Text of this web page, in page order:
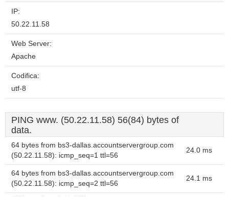
IP:
50.22.11.58
Web Server:
Apache
Codifica:
utf-8
PING www. (50.22.11.58) 56(84) bytes of
data.
64 bytes from bs3-dallas.accountservergroup.com
(50.22.11.58): icmp_seq=1 ttl=56
24.0 ms
64 bytes from bs3-dallas.accountservergroup.com
(50.22.11.58): icmp_seq=2 ttl=56
24.1 ms